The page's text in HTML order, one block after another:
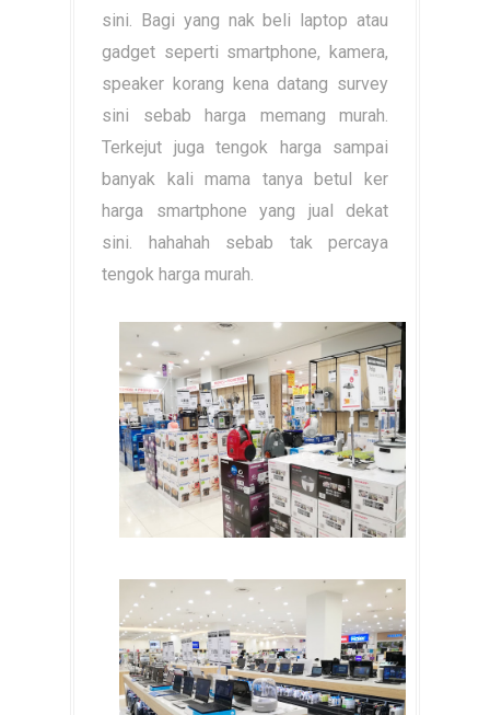
sini. Bagi yang nak beli laptop atau
gadget seperti smartphone, kamera,
speaker korang kena datang survey
sini sebab harga memang murah.
Terkejut juga tengok harga sampai
banyak kali mama tanya betul ker
harga smartphone yang jual dekat
sini. hahahah sebab tak percaya
tengok harga murah.